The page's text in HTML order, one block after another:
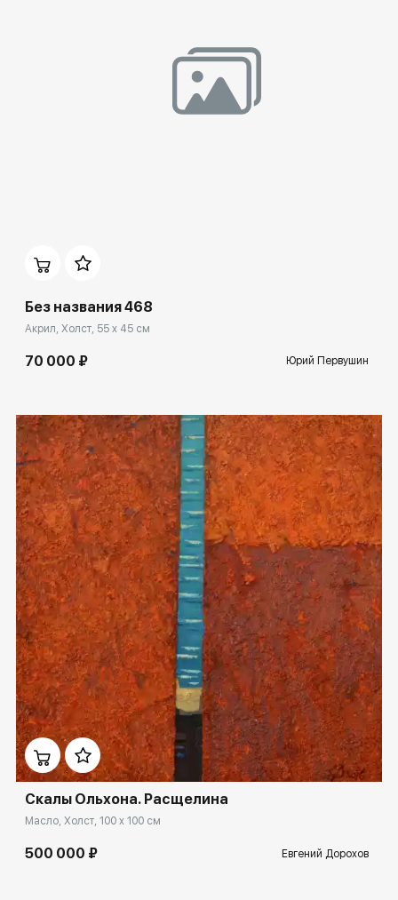
Без названия 468
Акрил, Холст, 55 x 45 см
70 000 ₽ Юрий Первушин
Домен: rakovgallery.ru
Скалы Ольхона. Расщелина
Масло, Холст, 100 x 100 см
500 000 ₽ Евгений Дорохов